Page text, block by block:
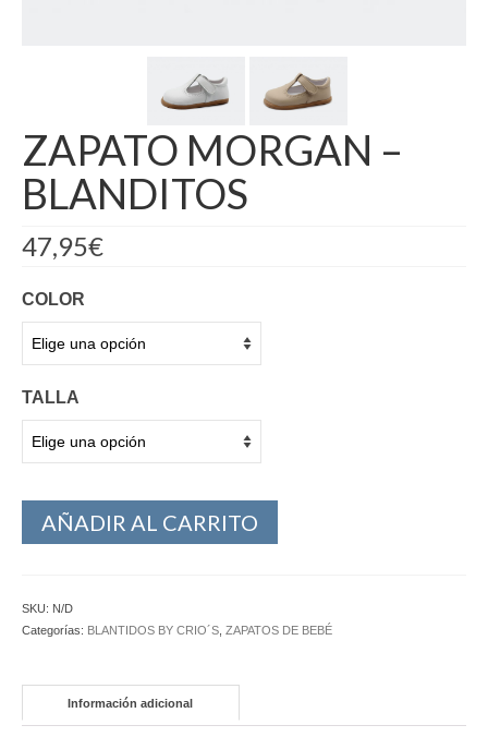
ZAPATO MORGAN –
BLANDITOS
47,95€
COLOR
TALLA
AÑADIR AL CARRITO
SKU: N/D
Categorías: BLANTIDOS BY CRIO´S ZAPATOS DE BEBÉ
Información adicional